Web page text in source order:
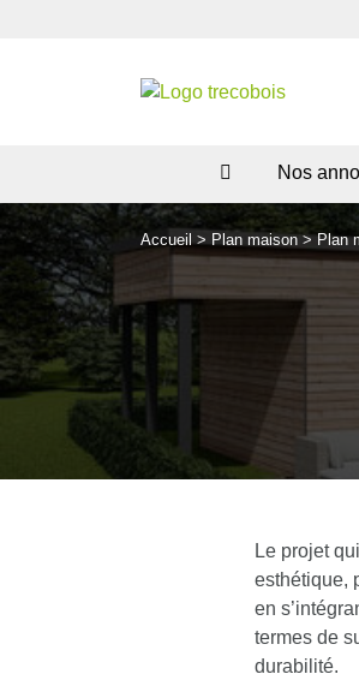
Nos
Accueil > Plan maison>Plan
Le projet
esthétique,
en
termes de
durabilité.